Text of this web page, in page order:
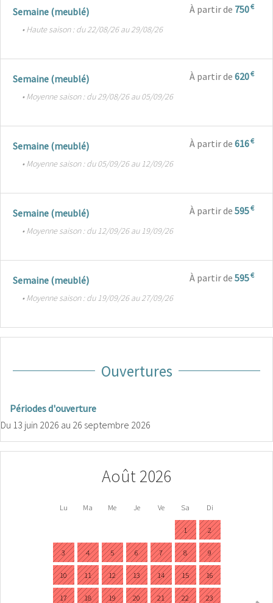
Semaine (meublé) À partir de 750€
• Haute saison : du 22/08/26 au 29/08/26
Semaine (meublé) À partir de 620€
• Moyenne saison : du 29/08/26 au 05/09/26
Semaine (meublé) À partir de 616€
• Moyenne saison : du 05/09/26 au 12/09/26
Semaine (meublé) À partir de 595€
• Moyenne saison : du 12/09/26 au 19/09/26
Semaine (meublé) À partir de 595€
• Moyenne saison : du 19/09/26 au 27/09/26
Ouvertures
Périodes d'ouverture
Du 13 juin 2026 au 26 septembre 2026
Août 2026
Lu Ma Me Je Ve Sa Di
1 2
3 4 5 6 7 8 9
10 11 12 13 14 15 16
17 18 19 20 21 22 23